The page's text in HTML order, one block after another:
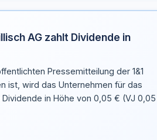
AG zahlt Dividende in
Pressemitteilung der 1&1
ist, wird das Unternehmen für das
in Höhe von 0,05 € (VJ 0,05